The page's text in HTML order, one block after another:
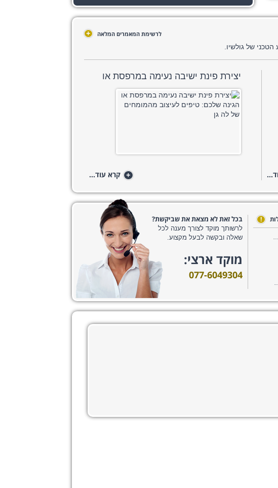
לרשימת המאמרים המלאה +
של גולשיו.
יצירת פינת ישיבה נעימה במרפסת או
+ קרא עוד...
!
יש לנו מקרר רגיל 2 דלתות SIDE BY SIDE של סמסונג כמה חשמל צורך מקרר וכיצד זה מתבטא כספית בחשבון החשמל? תודה
להשתמש בהם, האם תוכלו לספר לנו באיזה חומרים צריך להשתמש בעת ניקוי ספות ???
בכל זאת לא מצאת את שביקשת?
לרשותך מוקד לצורך מענה לכל
שאלה ובקשה לבעל מקצוע.
מוקד ארצי:
077-6049304